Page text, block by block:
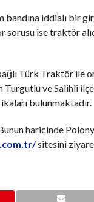
iddialı bir
ise traktör
Türk Traktör ile
Turgutlu ve Salihli
bulunmaktadır.
haricinde
sitesini